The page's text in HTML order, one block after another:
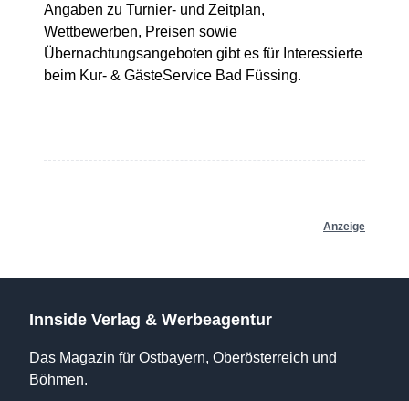
Angaben zu Turnier- und Zeitplan,
Wettbewerben, Preisen sowie
Übernachtungsangeboten gibt es für Interessierte
beim Kur- & GästeService Bad Füssing.
Anzeige
Innside Verlag & Werbeagentur
Das Magazin für Ostbayern, Oberösterreich und
Böhmen.